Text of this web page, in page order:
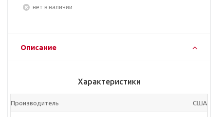
Нет в наличии
Описание
Характеристики
Производитель США